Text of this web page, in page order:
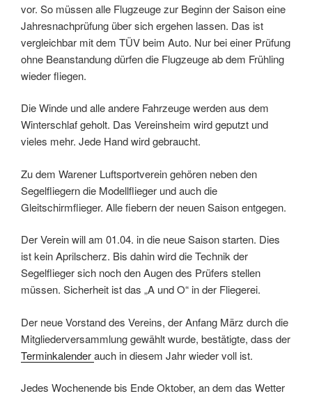
vor. So müssen alle Flugzeuge zur Beginn der Saison eine
Jahresnachprüfung über sich ergehen lassen. Das ist
vergleichbar mit dem TÜV beim Auto. Nur bei einer Prüfung
ohne Beanstandung dürfen die Flugzeuge ab dem Frühling
wieder fliegen.
Die Winde und alle andere Fahrzeuge werden aus dem
Winterschlaf geholt. Das Vereinsheim wird geputzt und
vieles mehr. Jede Hand wird gebraucht.
Zu dem Warener Luftsportverein gehören neben den
Segelfliegern die Modellflieger und auch die
Gleitschirmflieger. Alle fiebern der neuen Saison entgegen.
Der Verein will am 01.04. in die neue Saison starten. Dies
ist kein Aprilscherz. Bis dahin wird die Technik der
Segelflieger sich noch den Augen des Prüfers stellen
müssen. Sicherheit ist das „A und O“ in der Fliegerei.
Der neue Vorstand des Vereins, der Anfang März durch die
Mitgliederversammlung gewählt wurde, bestätigte, dass der
Terminkalenderauch in diesem Jahr wieder voll ist.
Jedes Wochenende bis Ende Oktober, an dem das Wetter